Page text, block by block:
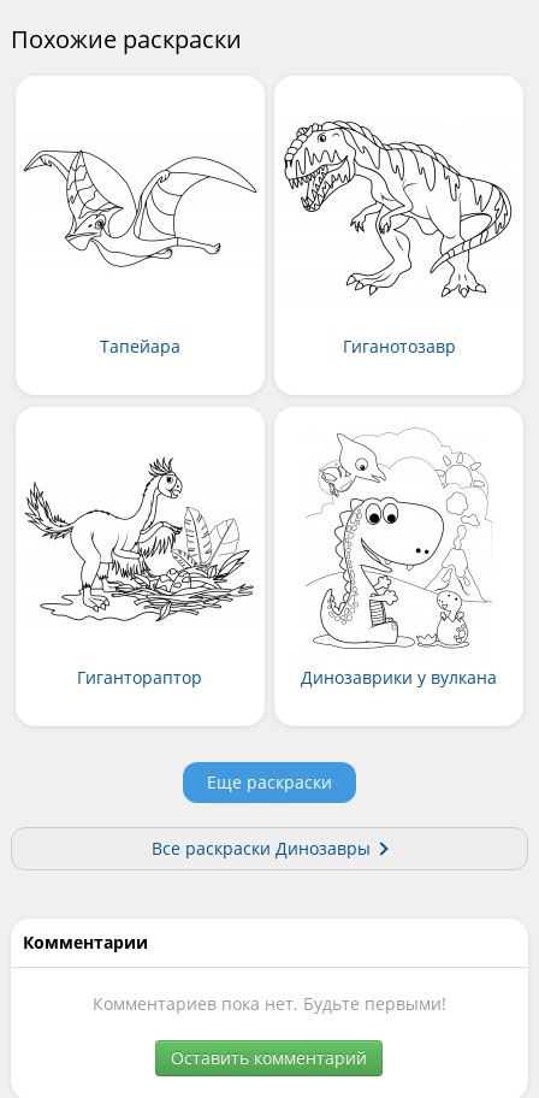
Похожие раскраски
Тапейара Гиганотозавр
Гигантораптор Динозаврики у вулкана
Еще раскраски
Все раскраски Динозавры
Комментарии
Комментариев пока нет. Будьте первыми!
Оставить комментарий